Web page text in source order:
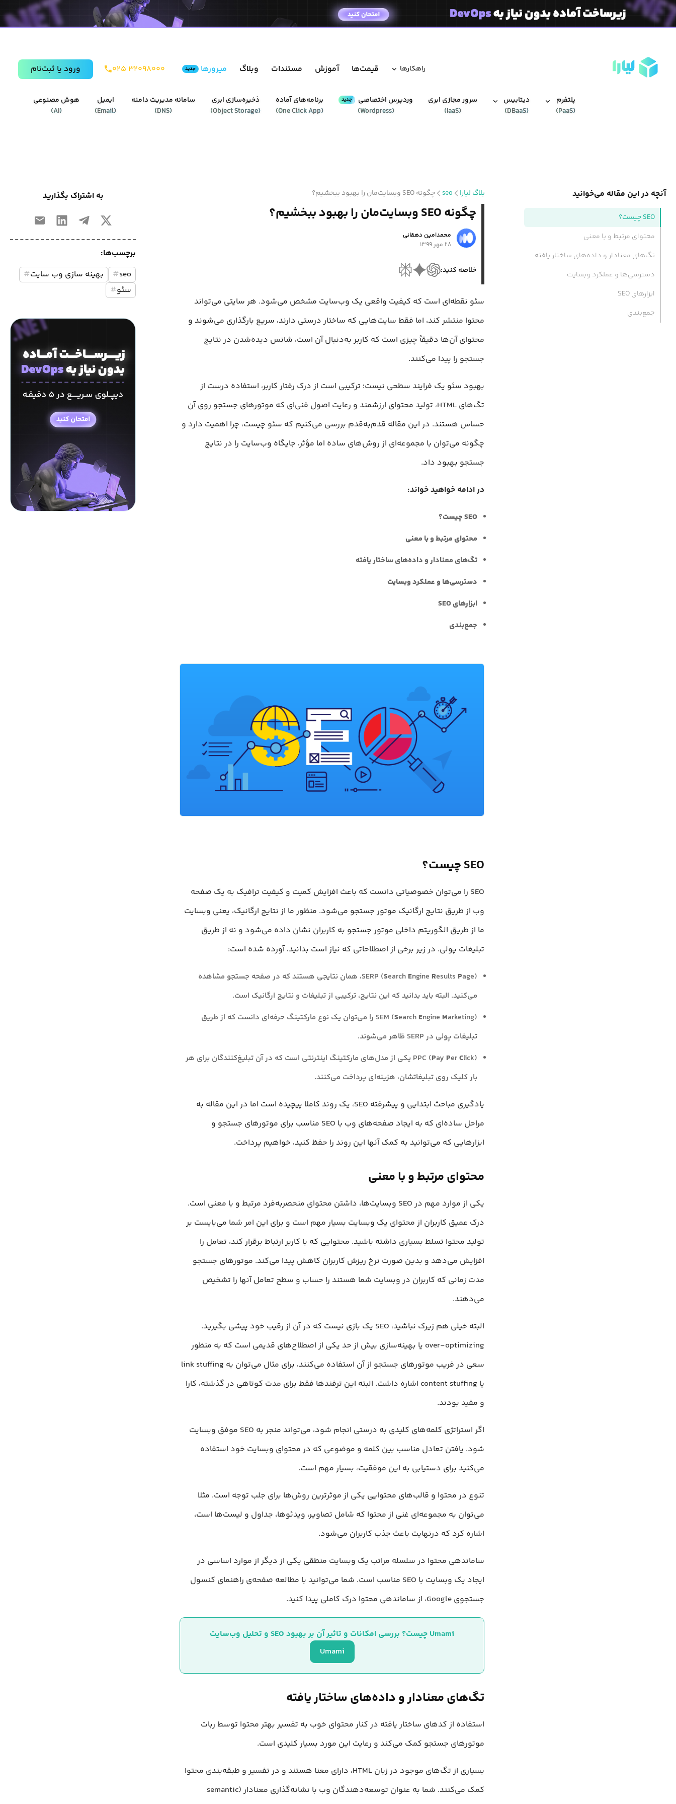
راهکار‌ها قیمت‌ها آموزش مستندات وبلاگ میرورها جدید ۰۲۵ ۳۲۰۹۸۰۰۰ ورود يا ثبت‌نام
هوش مصنوعی
(
AI
)
ایمیل
(
Email
)
سامانه مدیریت دامنه
(
DNS
)
ذخیره‌سازی ابری
(
Object Storage
)
برنامه‌های آماده
(
One Click App
)
وردپرس‌ اختصاصی جدید
(
Wordpress
)
سرور مجازی ابری
(
IaaS
)
دیتابیس‌
(
DBaaS
)
پلتفرم
(
PaaS
)
آنچه در این مقاله می‌خوانید
SEO چیست؟
محتوای مرتبط و با معنی
تگ‌های معنادار و داده‌های ساختار یافته
دسترسی‌ها و عملکرد وبسایت
ابزارهای SEO
جمع‌بندی
بلاگ لیارا seo چگونه SEO وبسایت‌مان را بهبود ببخشیم؟
چگونه SEO وبسایت‌مان را بهبود ببخشیم؟
محمد‌امین دهقانی
۲۸ مهر ۱۳۹۹
خلاصه کنید:
سئو نقطه‌ای است که کیفیت واقعی یک وب‌سایت مشخص می‌شود. هر سایتی می‌تواند
محتوا منتشر کند، اما فقط سایت‌هایی که ساختار درستی دارند، سریع بارگذاری می‌شوند و
محتوای آن‌ها دقیقاً چیزی است که کاربر به‌دنبال آن است، شانس دیده‌شدن در نتایج
جستجو را پیدا می‌کنند.
بهبود سئو یک فرایند سطحی نیست؛ ترکیبی است از درک رفتار کاربر، استفاده درست از
تگ‌های HTML، تولید محتوای ارزشمند و رعایت اصول فنی‌ای که موتورهای جستجو روی آن
حساس هستند. در این مقاله قدم‌به‌قدم بررسی می‌کنیم که سئو چیست، چرا اهمیت دارد و
چگونه می‌توان با مجموعه‌ای از روش‌های ساده اما مؤثر، جایگاه وب‌سایت را در نتایج
جستجو بهبود داد.
در ادامه خواهید خواند:
SEO چیست؟
محتوای مرتبط و با معنی
تگ‌های معنادار و داده‌های ساختار یافته
دسترسی‌ها و عملکرد وبسایت
ابزارهای SEO
جمع‌بندی
SEO چیست؟
SEO را می‌توان خصوصیاتی دانست که باعث افزایش کمیت و کیفیت ترافیک به یک صفحه
وب از طریق نتایج ارگانیک موتور جستجو می‌شود. منظور ما از نتایج ارگانیک، یعنی وبسایت
ما از طریق الگوریتم داخلی موتور جستجو به کاربران نشان داده می‌شود و نه از طریق
تبلیغات پولی. در زیر برخی از اصطلاحاتی که نیاز است بدانید، آورده شده است:
SERP (SearchEngine Results P
age)، همان نتایجی هستند که در صفحه جستجو مشاهده
می‌کنید. البته باید بدانید که این نتایج، ترکیبی از تبلیغات‌ و نتایج ارگانیک است.
SEM (SearchEngine M
arketing) را می‌توان یک نوع مارکتینگ حرفه‌ای دانست که از طریق
تبلیغات پولی در SERP ظاهر می‌شوند.
PPC (Pay PerC
lick) یکی از مدل‌های مارکتینگ اینترنتی است که در آن تبلیغ‌کنندگان برای هر
بار کلیک روی تبلیغاتشان، هزینه‌ای پرداخت می‌کنند.
یادگیری مباحث ابتدایی و پیشرفته SEO، یک روند کاملا پیچیده است اما در این مقاله به
مراحل ساده‌ای که به ایجاد صفحه‌های وب با SEO مناسب برای موتور‌های جستجو و
ابزارهایی که می‌توانید به کمک آنها این روند را حفظ کنید، خواهیم پرداخت.
محتوای مرتبط و با معنی
یکی از موارد مهم در SEO وبسایت‌ها، داشتن محتوای منحصربه‌فرد مرتبط و با معنی است.
درک عمیق کاربران از محتوای یک وبسایت بسیار مهم است و برای این امر شما می‌بایست بر
تولید محتوا تسلط بسیاری داشته باشید. محتوایی که با کاربر ارتباط برقرار کند، تعامل را
افزایش می‌دهد و بدین صورت نرخ ریزش کاربران کاهش پیدا می‌کند. موتورهای جستجو
مدت زمانی که کاربران در وبسایت شما هستند را حساب و سطح تعامل آنها را تشخیص
می‌دهند.
البته خیلی هم زیرک نباشید، SEO یک بازی نیست که در آن از رقیب خود پیشی بگیرید.
over-optimizing یا بهینه‌سازی بیش از حد یکی از اصطلاح‌های قدیمی است که به منظور
سعی در فریب موتورهای جستجو از آن استفاده می‌کنند، برای مثال می‌توان به link stuffing
یا content stuffing اشاره داشت. البته این ترفند‌ها فقط برای مدت کوتاهی در گذشته، کارا
و مفید بودند.
اگر استراتژی کلمه‌های کلیدی به درستی انجام شود، می‌تواند منجر به SEO موفق وبسایت
شود. یافتن تعادل مناسب بین کلمه و موضوعی که در محتوای وبسایت خود استفاده
می‌کنید برای دستیابی به این موفقیت، بسیار مهم است.
تنوع در محتوا و قالب‌های محتوایی یکی از موثرترین روش‌ها برای جلب توجه است. مثلا
می‌توان به مجموعه‌ای غنی از محتوا که شامل تصاویر، ویدئوها، جداول و لیست‌ها است،
اشاره کرد که درنهایت باعث جذب کاربران می‌شود.
ساماندهی محتوا در سلسله مراتب یک وبسایت منطقی یکی از دیگر از موارد اساسی در
ایجاد یک وبسایت با SEO مناسب است. شما می‌توانید با مطالعه‌ صفحه‌ی راهنمای کنسول
جستجوی Google، از ساماندهی محتوا درک کاملی پیدا کنید.
Umami چیست؟ بررسی امکانات و تاثیر آن بر بهبود SEO و تحلیل وب‌سایت
Umami
تگ‌های معنادار و داده‌های ساختار یافته
استفاده از کدهای ساختار یافته در کنار محتوای خوب به تفسیر بهتر محتوا توسط ربات‌
موتورهای جستجو کمک می‌کند و رعایت این مورد بسیار کلیدی است.
بسیاری از تگ‌های موجود در زبان HTML، دارای معنا هستند و در تفسیر و طبقه‌بندی محتوا
کمک می‌کنند. شما به عنوان توسعه‌دهندگان وب با نشانه‌گذاری معنادار (semantic
به اشتراک بگذارید
برچسب‌ها:
seo
# بهینه سازی وب سایت#
سئو#